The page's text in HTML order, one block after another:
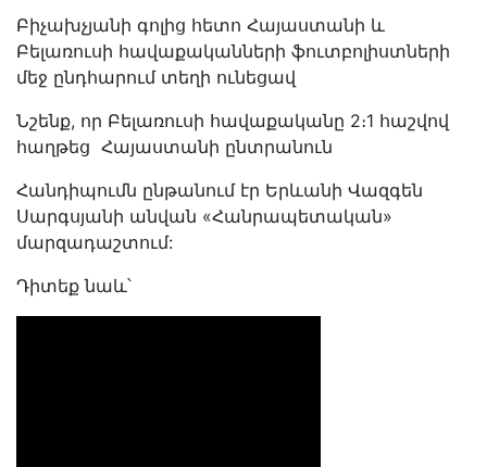
Բիչախչյանի գոլից հետո Հայաստանի և
Բելառուսի հավաքականների ֆուտբոլիստների
մեջ ընդհարում տեղի ունեցավ
Նշենք, որ Բելառուսի հավաքականը 2։1 հաշվով
հաղթեց Հայաստանի ընտրանուն
Հանդիպումն ընթանում էր Երևանի Վազգեն
Սարգսյանի անվան «Հանրապետական»
մարզադաշտում:
Դիտեք նաև՝